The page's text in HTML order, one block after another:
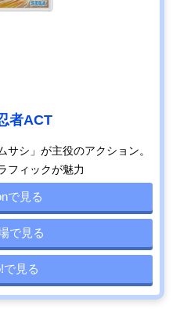
者ACT
シ」が主役のアクション。
フィックが魅力
で見る
で見る
で見る